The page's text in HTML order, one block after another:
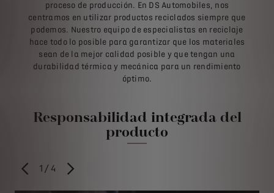
proceso de producción. En DS Automobiles, nos
centramos en utilizar productos reciclados siempre que
podemos. Nuestro equipo de especialistas en reciclaje
hace todo lo posible para garantizar que los materiales
sean de la mejor calidad posible y que tengan una
durabilidad térmica y mecánica para un rendimiento
óptimo.
Responsabilidad integrada del
producto
ANTERIOR
1 / 4 SIGUIENTE